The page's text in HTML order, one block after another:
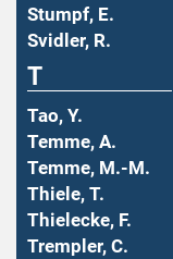
Stumpf, E.
Svidler, R.
T
Tao, Y.
Temme, A.
Temme, M.-M.
Thiele, T.
Thielecke, F.
Trempler, C.